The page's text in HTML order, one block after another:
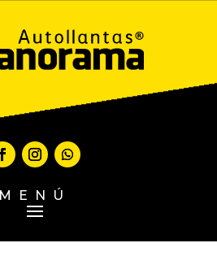
MENÚ